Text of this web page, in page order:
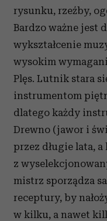
rysunku, rzeźby,
Bardzo ważne jest
wykształcenie
wysokim
Plęs. Lutnik stara
instrumentom
dlatego każdy
Drewno (jawor i
przez długie lata, a
z
mistrz sporządza
receptury, by
w kilku, a nawet